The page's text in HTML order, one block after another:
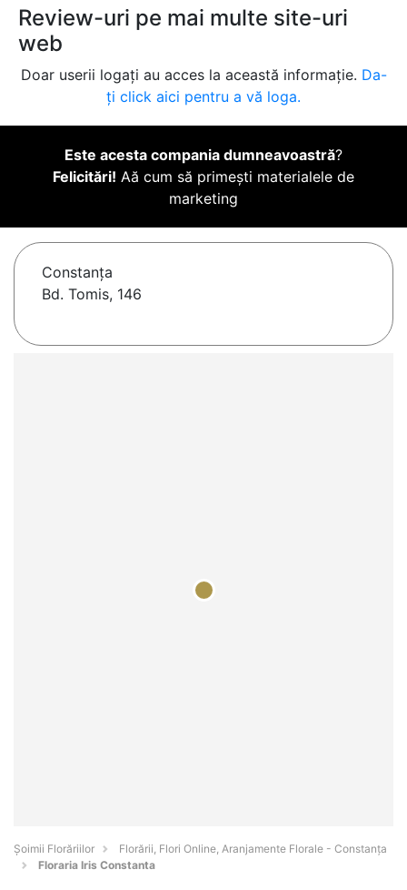
Review-uri pe mai multe site-uri
web
Doar userii logați au acces la această informație. Da-
ți click aici pentru a vă loga.
Este acesta compania dumneavoastră?
Felicitări! Aă cum să primești materialele de
marketing
Constanţa
Bd. Tomis, 146
Șoimii Florăriilor
Florării, Flori Online, Aranjamente Florale - Constanţa
Floraria Iris Constanta